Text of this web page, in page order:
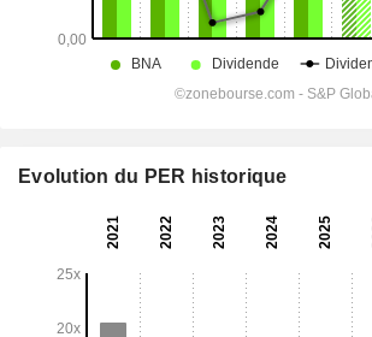
Evolution du PER historique